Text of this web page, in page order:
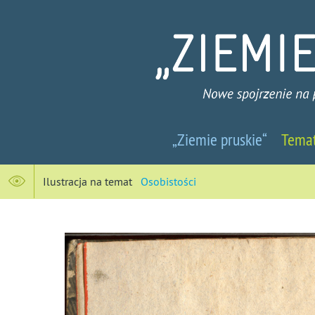
pruskie
-
Nowe
spojrzenie
na
„Ziemie pruskie“
Ilustracja na temat Osobistości